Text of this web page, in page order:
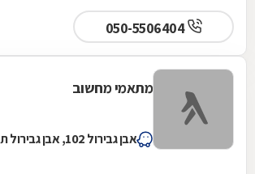
050-5506404
מתאמי מחשוב
אבן גבירול 102, אבן גבירול תל אביב